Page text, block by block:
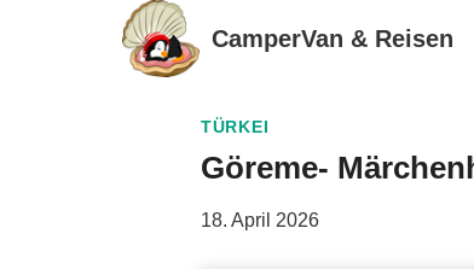
CamperVan & Reisen
TÜRKEI
Göreme-
18. April 2026